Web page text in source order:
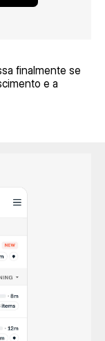
finalmente se
e a